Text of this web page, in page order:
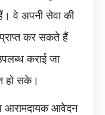
वे अपनी सेवा की
कर सकते हैं
कराई जा
हो सके।
आरामदायक आवेदन